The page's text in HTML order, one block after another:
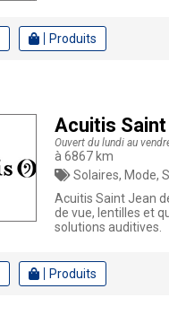
Produits
Acuitis
Ouvert du lundi au
à 6867 km
Solaires, Mode, Santé,
Acuitis Saint Jean
de vue, lentilles et
solutions auditives.
Produits